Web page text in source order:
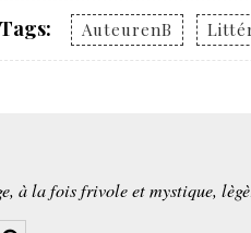
Tags: AuteurenB
à la fois frivole et mystique,